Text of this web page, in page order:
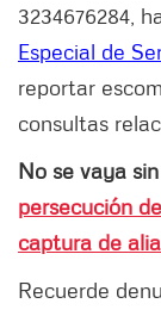
3234676284,
Especial de
reportar
consultas
No se vaya
persecución
captura de
Recuerde